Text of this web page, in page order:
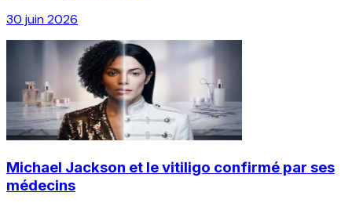
30 juin 2026
Michael Jackson et le vitiligo confirmé par ses
médecins